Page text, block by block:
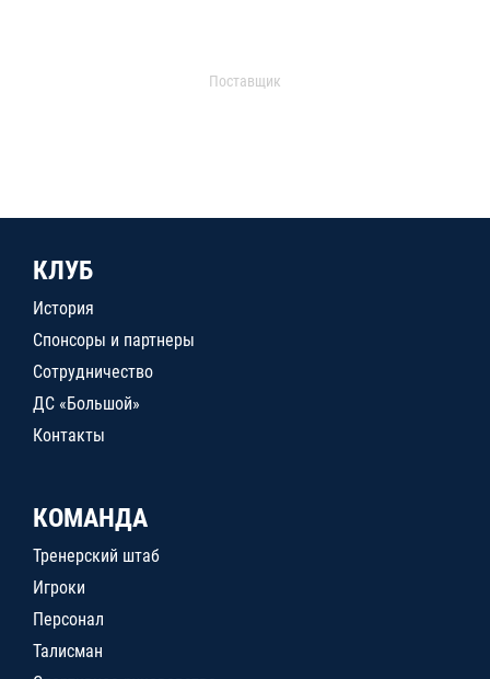
Поставщик
КЛУБ
История
Спонсоры и партнеры
Сотрудничество
ДС «Большой»
Контакты
КОМАНДА
Тренерский штаб
Игроки
Персонал
Талисман